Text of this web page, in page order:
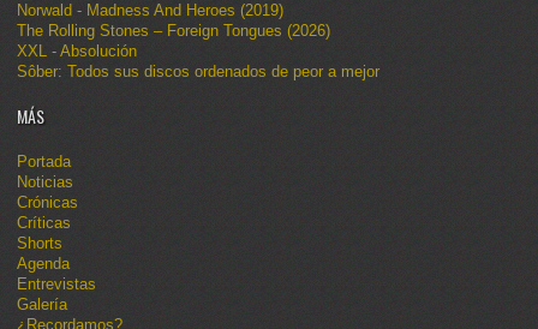
Norwald - Madness And Heroes (2019)
The Rolling Stones – Foreign Tongues (2026)
XXL - Absolución
Sôber: Todos sus discos ordenados de peor a mejor
MÁS
Portada
Noticias
Crónicas
Críticas
Shorts
Agenda
Entrevistas
Galería
¿Recordamos?